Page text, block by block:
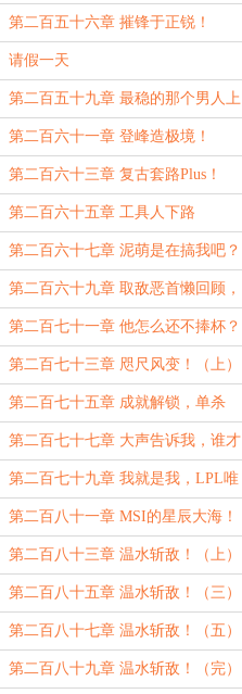
第二百五十六章 摧锋于正锐！
（下）
请假一天
第二百五十九章 最稳的那个男人上
了！（第二更）
第二百六十一章 登峰造极境！
第二百六十三章 复古套路Plus！
第二百六十五章 工具人下路
第二百六十七章 泥萌是在搞我吧？
第二百六十九章 取敌恶首懒回顾，
半面恶魔半面神！（下）
第二百七十一章 他怎么还不捧杯？
第二百七十三章 咫尺风变！（上）
第二百七十五章 成就解锁，单杀
LPL所有上单！
第二百七十七章 大声告诉我，谁才
是LPL第一上单！（上）
第二百七十九章 我就是我，LPL唯
一的李哥！（上）
第二百八十一章 MSI的星辰大海！
第二百八十三章 温水斩敌！（上）
第二百八十五章 温水斩敌！（三）
第二百八十七章 温水斩敌！（五）
第二百八十九章 温水斩敌！（完）